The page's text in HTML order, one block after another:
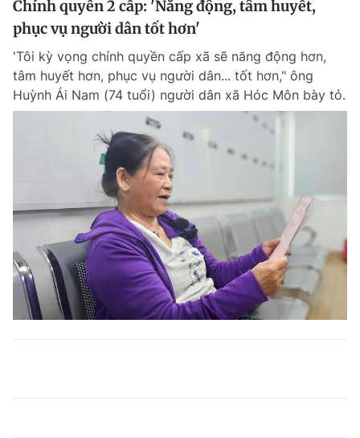
Chính quyền 2 cấp: 'Năng động, tâm huyết,
phục vụ người dân tốt hơn'
'Tôi kỳ vọng chính quyền cấp xã sẽ năng động hơn,
tâm huyết hơn, phục vụ người dân... tốt hơn," ông
Huỳnh Ái Nam (74 tuổi) người dân xã Hóc Môn bày tỏ.